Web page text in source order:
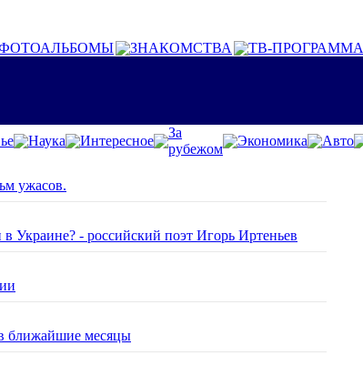
ЗНАКОМСТВА ТВ-ПРОГРАММА
Наука Интересное
За
рубежом
Экономика
Авто
ужасов.
Украине? - российский поэт Игорь Иртеньев
ближайшие месяцы